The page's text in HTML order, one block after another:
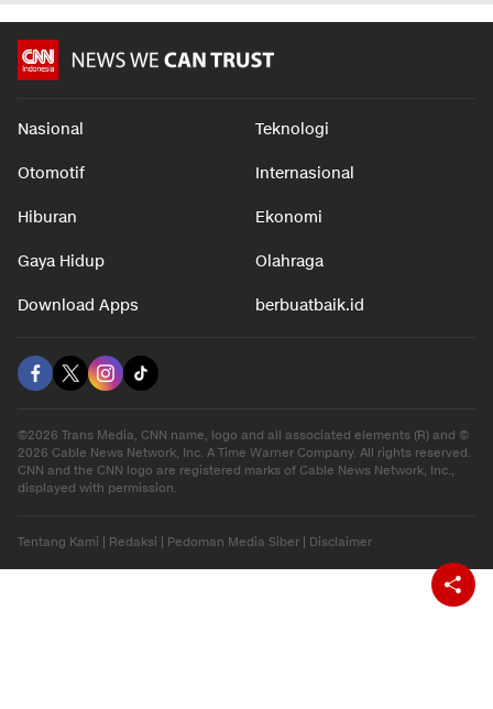
Nasional Teknologi
Otomotif Internasional
Hiburan Ekonomi
Gaya Hidup Olahraga
Download Apps berbuatbaik.id
©2026 Trans Media, CNN name, logo and all associated elements (R) and ©
2026 Cable News Network, Inc. A Time Warner Company. All rights reserved.
CNN and the CNN logo are registered marks of Cable News Network, Inc.,
displayed with permission.
Tentang Kami Redaksi Pedoman Media Siber Disclaimer